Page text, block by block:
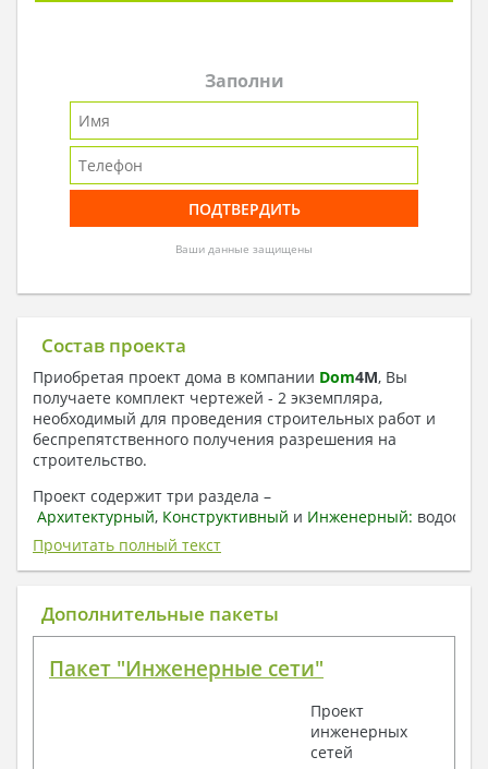
Заполни
Ваши данные защищены
Состав проекта
Приобретая проект дома в компании Dom4M, Вы
получаете комплект чертежей - 2 экземпляра,
необходимый для проведения строительных работ и
беспрепятственного получения разрешения на
строительство.
Проект содержит три раздела –
Архитектурный, Конструктивный и Инженерный:
отопление, вентиляция, канализация,
электроснабжение (приобретается за дополнительную
плату) + Пояснительная записка.
1. Архитектурный раздел:
План координационных осей
Поэтажные маркировочные планы с
Прочитать полный текст
Дополнительные пакеты
Пакет "Инженерные сети"
Проект
инженерных
сетей